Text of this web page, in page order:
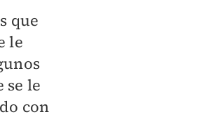
que
le
se le
con